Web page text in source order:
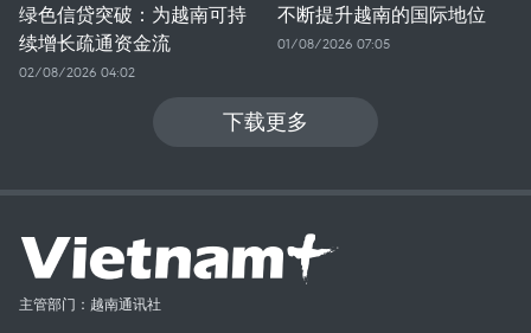
绿色信贷突破：为越南可持
续增长疏通资金流
02/08/2026 04:02
不断提升越南的国际地位
01/08/2026 07:05
下载更多
主管部门：越南通讯社